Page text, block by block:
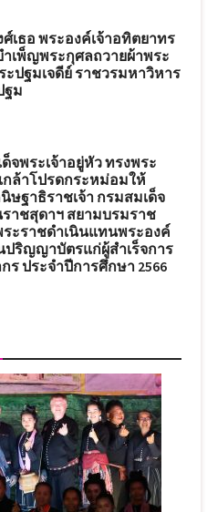
ศ์เธอ พระองค์เจ้าอทิตยาทร
เพ็ญพระกุศลถวายผ้าพระ
ปฐมเจดีย์ ราชวรมหาวิหาร
ฐม
จพระเจ้าอยู่หัว ทรงพระ
ล้าโปรดกระหม่อมให้
ษฐาธิราชเจ้า กรมสมเด็จ
าชสุดาฯ สยามบรมราช
ระราชดำเนินแทนพระองค์
ริญญาบัตรแก่ผู้สำเร็จการ
ประจำปีการศึกษา 2566